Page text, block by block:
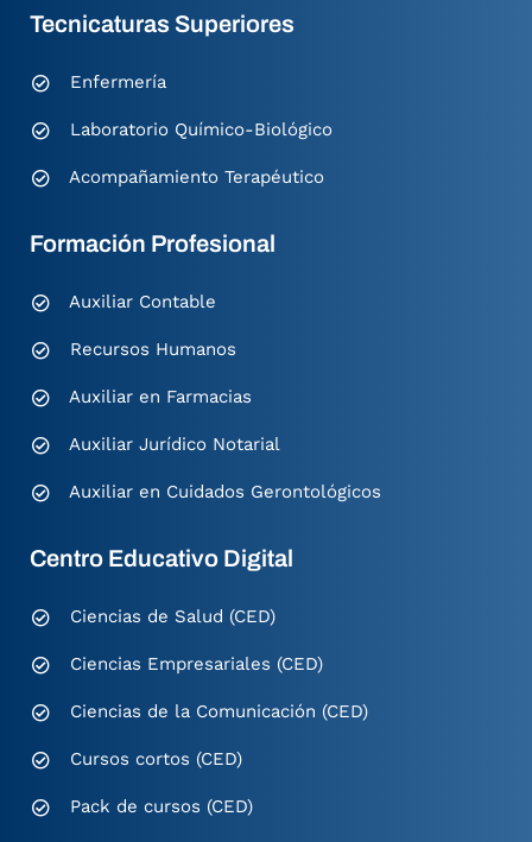
Tecnicaturas Superiores
Enfermería
Laboratorio Químico-Biológico
Acompañamiento Terapéutico
Formación Profesional
Auxiliar Contable
Recursos Humanos
Auxiliar en Farmacias
Auxiliar Jurídico Notarial
Auxiliar en Cuidados Gerontológicos
Centro Educativo Digital
Ciencias de Salud (CED)
Ciencias Empresariales (CED)
Ciencias de la Comunicación (CED)
Cursos cortos (CED)
Pack de cursos (CED)